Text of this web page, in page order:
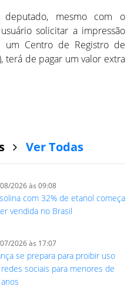
mesmo com o
solicitar a impressão
Centro de Registro de
terá de pagar um valor extra
Ver Todas
2026 às 09:08
com 32% de etanol começa
vendida no Brasil
2026 às 17:07
se prepara para proibir uso
sociais para menores de